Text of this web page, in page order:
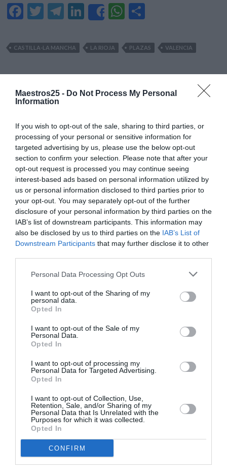
Maestros25 - Do Not Process My Personal
Information
If you wish to opt-out of the sale, sharing to third parties, or
processing of your personal or sensitive information for
targeted advertising by us, please use the below opt-out
section to confirm your selection. Please note that after your
opt-out request is processed you may continue seeing
interest-based ads based on personal information utilized by
us or personal information disclosed to third parties prior to
your opt-out. You may separately opt-out of the further
disclosure of your personal information by third parties on the
IAB’s list of downstream participants. This information may
also be disclosed by us to third parties on the IAB’s List of
Downstream Participants that may further disclose it to other
Personal Data Processing Opt Outs
I want to opt-out of the Sharing of my
personal data.
Opted In
I want to opt-out of the Sale of my
Personal Data.
Opted In
I want to opt-out of processing my
Personal Data for Targeted Advertising.
Opted In
I want to opt-out of Collection, Use,
Retention, Sale, and/or Sharing of my
Personal Data that Is Unrelated with the
Purposes for which it was collected.
Opted In
CONFIRM
F
e
b
o
o
k
T
itt
er
T
e
gr
a
m
Li
n
ke
dI
n
Share
W
at
s
A
p
m
p
ar
ti
CASTILLA-LA MANCHA LA RIOJA PLAZAS VALENCIA
ADJUDICACIÓN DE DESTINOS
-PUBLICADA
ADJUDICACIÓN DESTINOS
PROVISIONALES MAESTROS
Y PROFESORES
FUNCIONARIOS DE
CARRERA Y EN PRÁCTICAS
PARA EL CURSO 2021/22 EN
VALENCIA
30 JULIO 2021
Pincha aquí para acceder a la información (Maestros)
Pincha aquí para acceder a la información (Profesores)
ac
b
o
o
k
w
itt
er
el
gr
a
m
n
dI
n
Share
h
s
A
p
o
p
ar
ti
VALENCIA